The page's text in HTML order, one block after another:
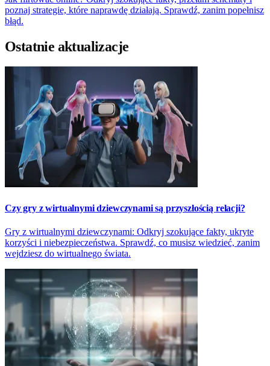
poznaj strategie, które naprawdę działają. Sprawdź, zanim popełnisz
błąd.
Ostatnie aktualizacje
Czy gry z wirtualnymi dziewczynami są przyszłością relacji?
Gry z wirtualnymi dziewczynami: Odkryj szokujące fakty, ukryte
korzyści i niebezpieczeństwa. Sprawdź, co musisz wiedzieć, zanim
wejdziesz do wirtualnego świata.